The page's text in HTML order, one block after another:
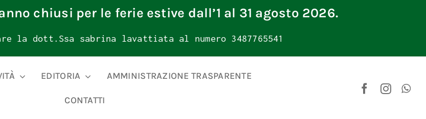
chiusi per le ferie estive dall’1 al 31 agosto 2026.
la dott.Ssa sabrina lavattiata al numero 3487765541
EDITORIA AMMINISTRAZIONE TRASPARENTE
CONTATTI